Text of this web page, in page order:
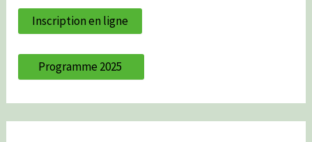
Inscription en ligne
Programme 2025